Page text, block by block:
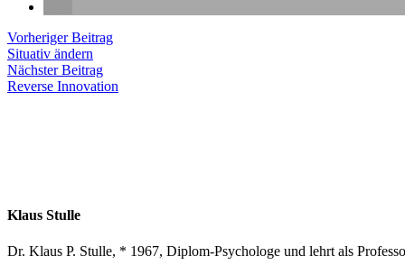
Beitragsnavigation
Vorheriger BeitragVorheriger
Situativ ändern
Nächster BeitragNächster
Beitrag:
Reverse Innovation
Klaus Stulle
Dr. Klaus P. Stulle, * 1967, Diplom-Psychologe und lehrt als